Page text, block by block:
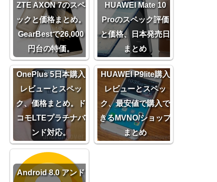
ZTE AXON 7のスペ
ックと価格まとめ。
GearBestで26,000
円台の特価。
HUAWEI Mate 10
Proのスペック評価
と価格、日本発売日
まとめ
OnePlus 5日本購入
レビューとスペッ
ク、価格まとめ。ド
コモLTEプラチナバ
ンド対応。
HUAWEI P9lite購入
レビューとスペッ
ク、最安値で購入で
きるMVNO/ショップ
まとめ
Android 8.0 アンド